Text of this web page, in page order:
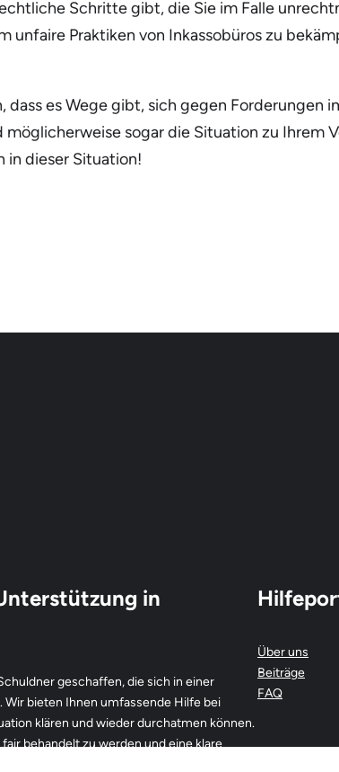
Schritte gibt, die Sie im Falle
unfaire Praktiken von Inkassobüros zu
dass es Wege gibt, sich gegen
möglicherweise sogar die Situation zu
in dieser Situation!
in
geschaffen, die sich in einer
bieten Ihnen umfassende Hilfe bei
klären und wieder durchatmen können.
behandelt zu werden und eine klare
Über uns
Beiträge
FAQ